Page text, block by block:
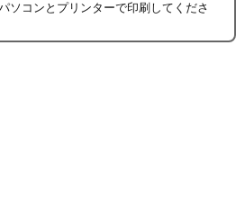
ソコンとプリンターで印刷してくださ